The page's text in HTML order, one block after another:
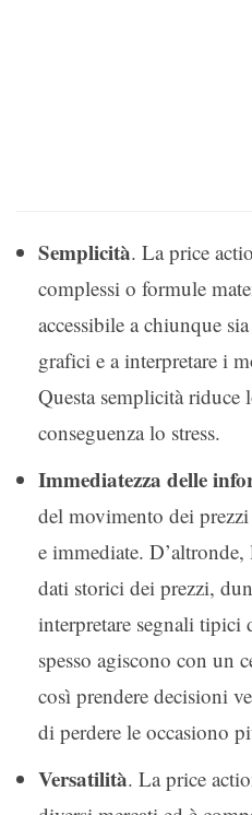
Semplicità. La price
complessi o formule
accessibile a chiunque
grafici e a interpretare i
Questa semplicità
conseguenza lo stress.
Immediatezza delle
del movimento dei
e immediate.
dati storici dei prezzi,
interpretare segnali
spesso agiscono con un
così prendere decisioni
di perdere le occasiono
Versatilità. La price